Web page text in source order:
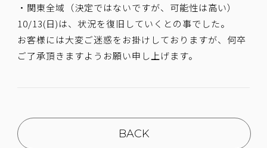
・関東全域（決定ではないですが、可能性は高い）
10/13(日)は、状況を復旧していくとの事でした。
お客様には大変ご迷惑をお掛けしておりますが、何卒
ご了承頂きますようお願い申し上げます。
BACK